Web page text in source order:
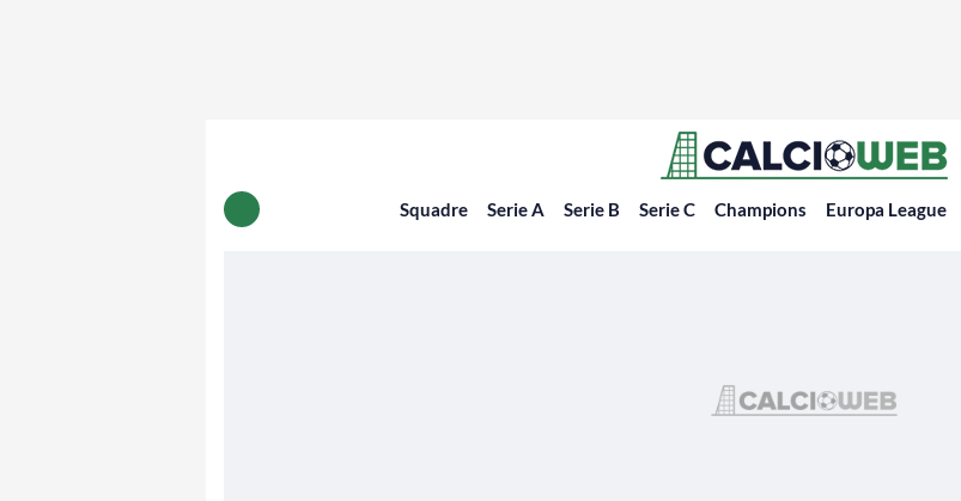
Squadre Serie A Serie B Serie C Champions Europa League